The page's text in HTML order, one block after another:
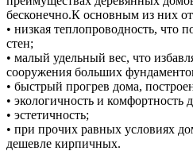
бесконечно.К основным из них
• низкая теплопроводность, что
стен;
• малый удельный вес, что
сооружения больших
• быстрый прогрев дома,
• экологичность и комфортность
• эстетичность;
• при прочих равных условиях
дешевле кирпичных.